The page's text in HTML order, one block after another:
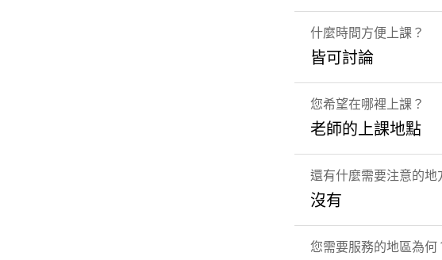
什麼時間方便上課？
皆可討論
您希望在哪裡上課？
老師的上課地點
還有什麼需要注意的地
沒有
您需要服務的地區為何